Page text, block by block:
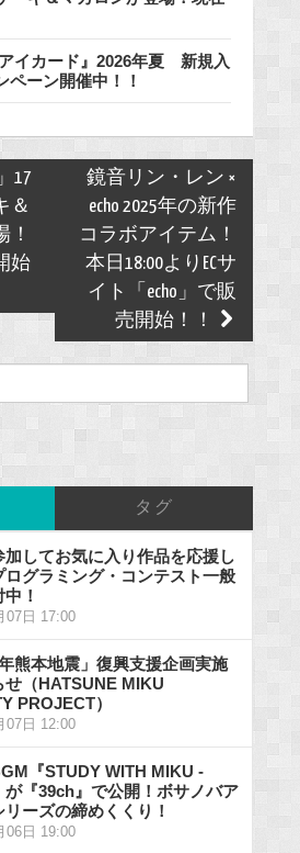
アイカード』2026年夏 新規入
ペーン開催中！！
17
＆
！
始
鏡音リン・レン ×
echo 2025年の新作
コラボアイテム！
本日18:00よりECサ
イト「echo」で販
売開始！！
タグ
加してお気に入り作品を応援し
ログラミング・コンテスト一般
！
07日 17:00
年熊本地震」復興支援企画実施
せ（HATSUNE MIKU
PROJECT）
07日 12:00
『STUDY WITH MIKU -
が『39ch』で公開！ボサノバア
リーズの締めくくり！
06日 19:00